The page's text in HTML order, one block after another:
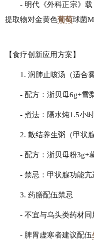
- 明代《外科正宗》
提取物对金黄色葡萄球菌
【食疗创新应用方案】
1. 润肺止咳汤（适合
- 配方：浙贝母6g+雪
- 煮法：隔水炖1.5小
2. 散结养生粥（甲状
- 配方：浙贝母粉3g+
- 禁忌：甲状腺功能
3. 药膳配伍禁忌
- 不宜与乌头类药材同
- 脾胃虚寒者建议配伍